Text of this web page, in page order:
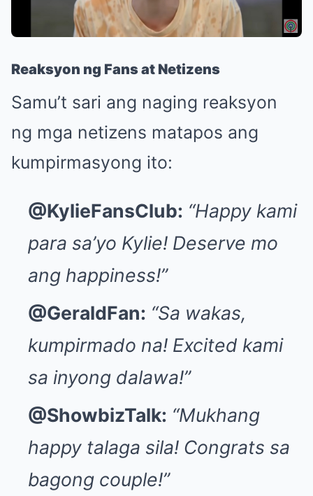
Reaksyon ng Fans at Netizens
Samu’t sari ang naging reaksyon
ng mga netizens matapos ang
kumpirmasyong ito:
@KylieFansClub: “Happy kami
para sa’yo Kylie! Deserve mo
ang happiness!”
@GeraldFan: “Sa wakas,
kumpirmado na! Excited kami
sa inyong dalawa!”
@ShowbizTalk: “Mukhang
happy talaga sila! Congrats sa
bagong couple!”